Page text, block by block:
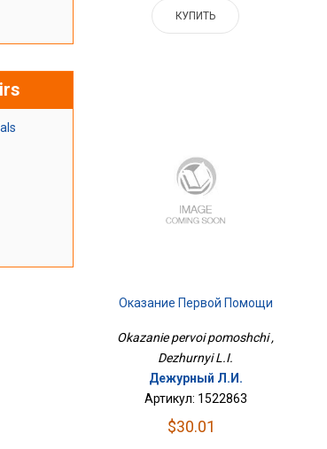
КУПИТЬ
Оказание Первой Помощи
Okazanie pervoi pomoshchi ,
Dezhurnyi L.I.
Дежурный Л.И.
Артикул: 1522863
$30.01